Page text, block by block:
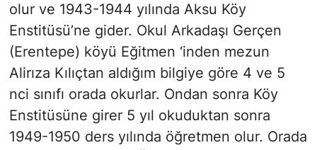
olur ve 1943-1944 yılında Aksu Köy
Enstitüsü’ne gider. Okul Arkadaşı Gerçen
(Erentepe) köyü Eğitmen ‘inden mezun
Alirıza Kılıçtan aldığım bilgiye göre 4 ve 5
nci sınıfı orada okurlar. Ondan sonra Köy
Enstitüsüne girer 5 yıl okuduktan sonra
1949-1950 ders yılında öğretmen olur. Orada